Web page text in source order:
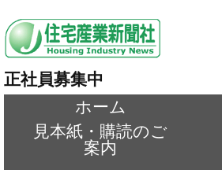
正社員募集中
ホーム
見本紙・購読のご
案内